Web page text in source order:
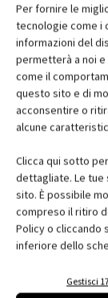
Per fornire le
tecnologie come i
informazioni del
permetterà a noi
come il
questo sito e di
acconsentire o
alcune
Clicca qui sotto
dettagliate. Le tue
sito. È possibile
compreso il ritiro
Policy o cliccando
inferiore dello
Gestisci